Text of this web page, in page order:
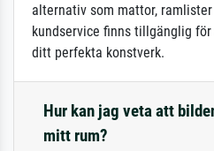
alternativ som mattor,
kundservice finns tillgänglig
ditt perfekta konstverk.
Hur kan jag veta att
mitt rum?